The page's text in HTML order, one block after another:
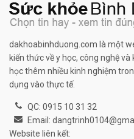
dakhoabinhduong.com là một
kiến thức về y học, công nghệ
học thêm nhiều kinh nghiệm
dụng vào thực tế.
QC: 0915 10 31 32
Email:
Website liên kết: